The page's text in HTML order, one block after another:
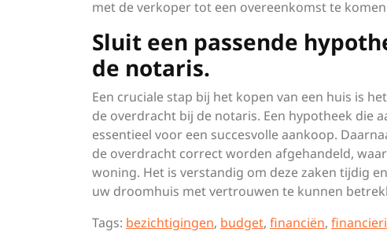
met de verkoper tot een overeenkomst te
Sluit een passende
de notaris.
Een cruciale stap bij het kopen van een huis is
de overdracht bij de notaris. Een hypotheek die
essentieel voor een succesvolle aankoop.
de overdracht correct worden afgehandeld,
woning. Het is verstandig om deze zaken tijdig
uw droomhuis met vertrouwen te kunnen
Tags: bezichtigingen, budget, financiën,